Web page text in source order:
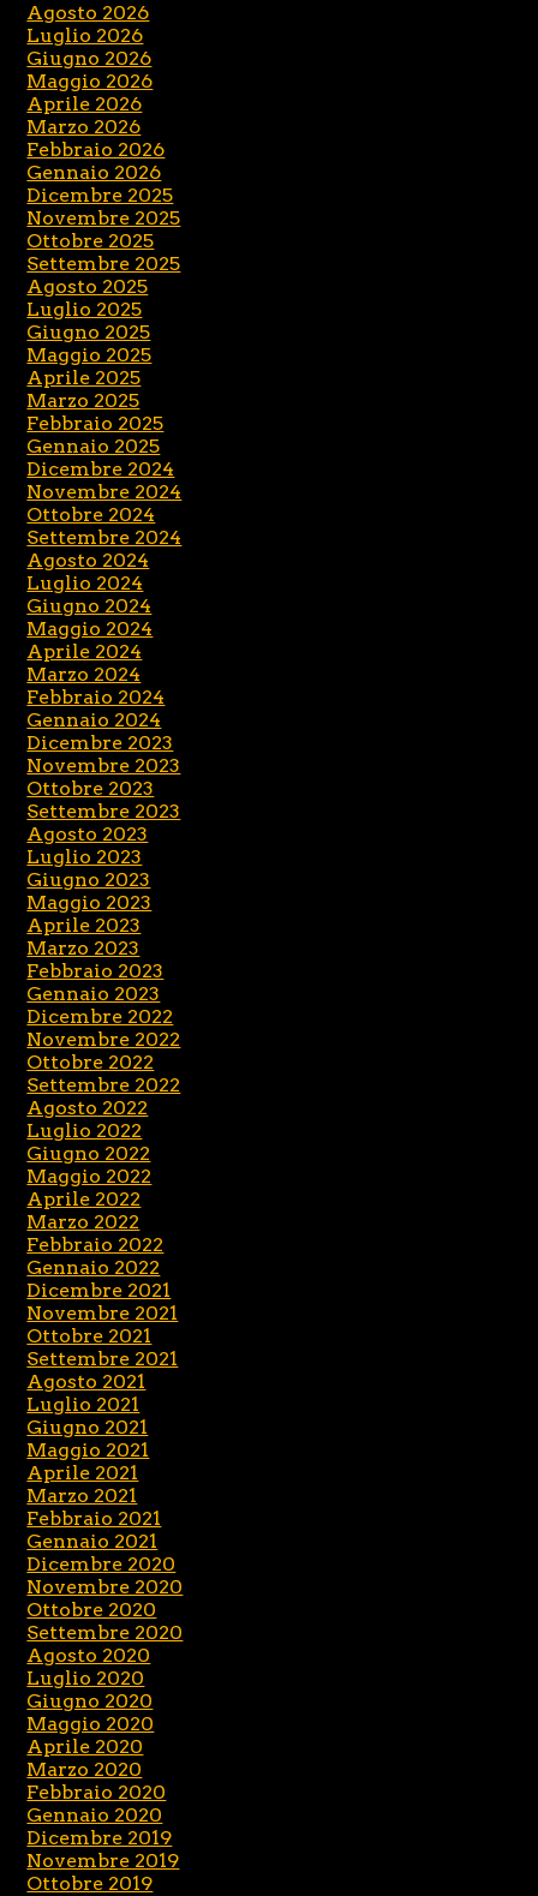
Agosto 2026
Luglio 2026
Giugno 2026
Maggio 2026
Aprile 2026
Marzo 2026
Febbraio 2026
Gennaio 2026
Dicembre 2025
Novembre 2025
Ottobre 2025
Settembre 2025
Agosto 2025
Luglio 2025
Giugno 2025
Maggio 2025
Aprile 2025
Marzo 2025
Febbraio 2025
Gennaio 2025
Dicembre 2024
Novembre 2024
Ottobre 2024
Settembre 2024
Agosto 2024
Luglio 2024
Giugno 2024
Maggio 2024
Aprile 2024
Marzo 2024
Febbraio 2024
Gennaio 2024
Dicembre 2023
Novembre 2023
Ottobre 2023
Settembre 2023
Agosto 2023
Luglio 2023
Giugno 2023
Maggio 2023
Aprile 2023
Marzo 2023
Febbraio 2023
Gennaio 2023
Dicembre 2022
Novembre 2022
Ottobre 2022
Settembre 2022
Agosto 2022
Luglio 2022
Giugno 2022
Maggio 2022
Aprile 2022
Marzo 2022
Febbraio 2022
Gennaio 2022
Dicembre 2021
Novembre 2021
Ottobre 2021
Settembre 2021
Agosto 2021
Luglio 2021
Giugno 2021
Maggio 2021
Aprile 2021
Marzo 2021
Febbraio 2021
Gennaio 2021
Dicembre 2020
Novembre 2020
Ottobre 2020
Settembre 2020
Agosto 2020
Luglio 2020
Giugno 2020
Maggio 2020
Aprile 2020
Marzo 2020
Febbraio 2020
Gennaio 2020
Dicembre 2019
Novembre 2019
Ottobre 2019